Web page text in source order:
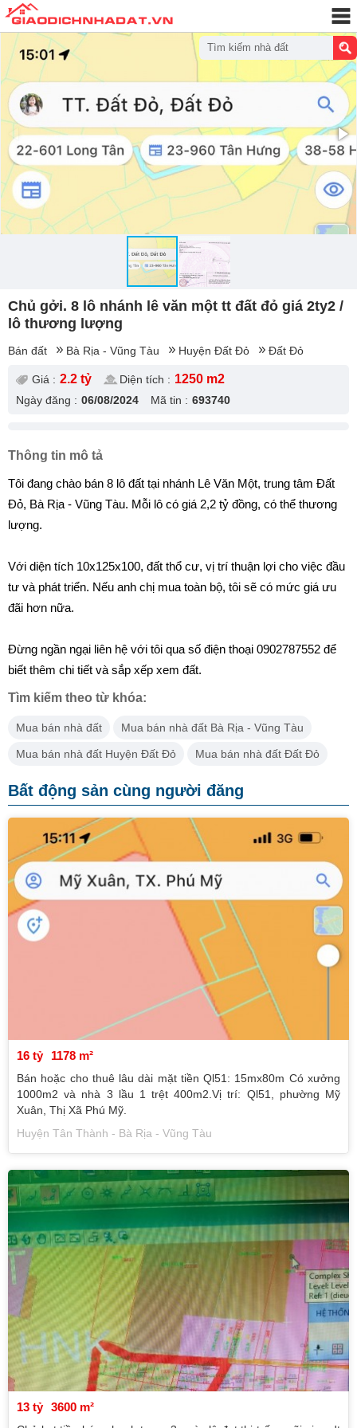
Chủ gởi. 8 lô nhánh lê văn một tt đất đỏ giá 2ty2 /
lô thương lượng
Bán đất Bà Rịa - Vũng Tàu Huyện Đất Đỏ Đất Đỏ
Giá : 2.2 tỷ Diện tích : 1250 m2
Ngày đăng : 06/08/2024 Mã tin : 693740
Thông tin mô tả
Tôi đang chào bán 8 lô đất tại nhánh Lê Văn Một, trung tâm Đất
Đỏ, Bà Rịa - Vũng Tàu. Mỗi lô có giá 2,2 tỷ đồng, có thể thương
lượng.
Với diện tích 10x125x100, đất thổ cư, vị trí thuận lợi cho việc đầu
tư và phát triển. Nếu anh chị mua toàn bộ, tôi sẽ có mức giá ưu
đãi hơn nữa.
Đừng ngần ngại liên hệ với tôi qua số điện thoại 0902787552 để
biết thêm chi tiết và sắp xếp xem đất.
Tìm kiếm theo từ khóa:
Mua bán nhà đất Mua bán nhà đất Bà Rịa - Vũng Tàu
Mua bán nhà đất Huyện Đất Đỏ Mua bán nhà đất Đất Đỏ
Bất động sản cùng người đăng
16 tỷ 1178 m²
Bán hoặc cho thuê lâu dài mặt tiền Ql51: 15mx80m Có xưởng
1000m2 và nhà 3 lầu 1 trệt 400m2.Vị trí: Ql51, phường Mỹ
Xuân, Thị Xã Phú Mỹ.
Huyện Tân Thành - Bà Rịa - Vũng Tàu
13 tỷ 3600 m²
Tìm kiếm nhà đất